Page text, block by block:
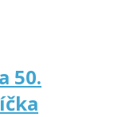
50.